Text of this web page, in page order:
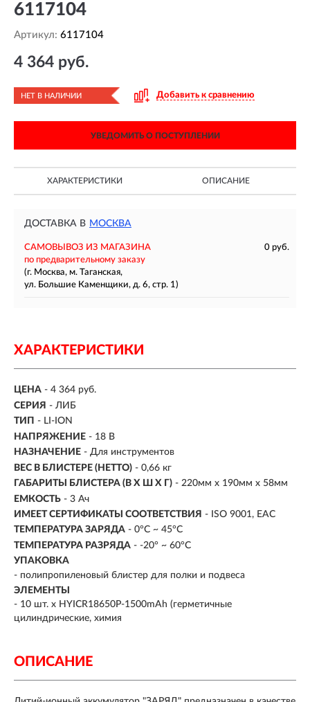
6117104
Артикул: 6117104
4 364 руб.
НЕТ В НАЛИЧИИ Добавить к сравнению
УВЕДОМИТЬ О ПОСТУПЛЕНИИ
ХАРАКТЕРИСТИКИ ОПИСАНИЕ
ДОСТАВКА В МОСКВА
САМОВЫВОЗ ИЗ МАГАЗИНА
0 руб.
по предварительному заказу
(г. Москва, м. Таганская,
ул. Большие Каменщики, д. 6, стр. 1)
ХАРАКТЕРИСТИКИ
ЦЕНА - 4 364 руб.
СЕРИЯ - ЛИБ
ТИП - LI-ION
НАПРЯЖЕНИЕ - 18 В
НАЗНАЧЕНИЕ - Для инструментов
ВЕС В БЛИСТЕРЕ (НЕТТО) - 0,66 кг
ГАБАРИТЫ БЛИСТЕРА (В Х Ш Х Г) - 220мм х 190мм х 58мм
ЕМКОСТЬ - 3 Ач
ИМЕЕТ СЕРТИФИКАТЫ СООТВЕТСТВИЯ - ISO 9001, ЕАС
ТЕМПЕРАТУРА ЗАРЯДА - 0°C ~ 45°C
ТЕМПЕРАТУРА РАЗРЯДА - -20° ~ 60°C
УПАКОВКА
- полипропиленовый блистер для полки и подвеса
ЭЛЕМЕНТЫ
- 10 шт. х HYIСR18650P-1500mAh (герметичные
цилиндрические, химия
ОПИСАНИЕ